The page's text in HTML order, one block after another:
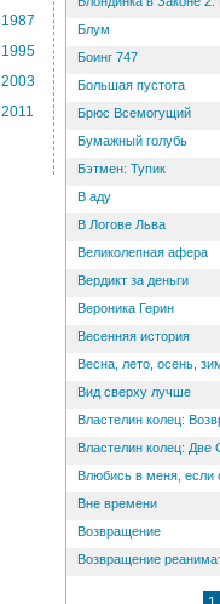
1987
1995
2003
2011
Блум
Боинг 747
Большая пустота
Брюс Всемогущий
Бумажный голубь
Бэтмен: Тупик
В аду
В Логове Льва
Великолепная афера
Вердикт за деньги
Вероника Герин
Весенняя история
Весна, лето, осень,
Вид сверху лучше
Властелин колец:
Властелин колец:
Влюбись в меня, если
Вне времени
Возвращение
Возвращение